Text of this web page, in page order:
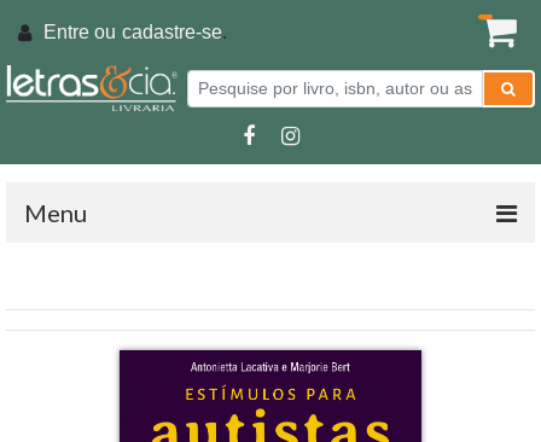
Entre ou cadastre-se.
Menu